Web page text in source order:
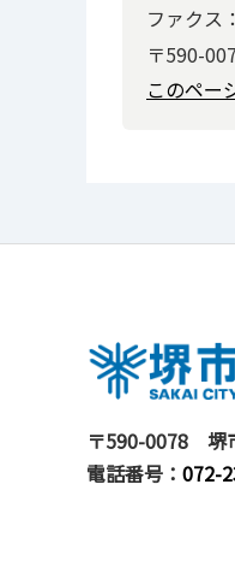
ファクス
〒590-
このペー
〒590-0078
堺
電話番号： 072-